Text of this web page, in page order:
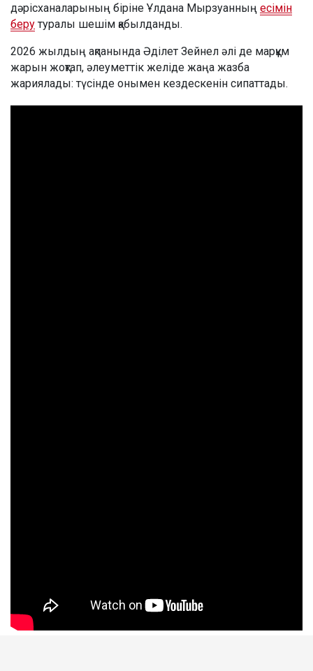
дәрісханаларының біріне Ұлдана Мырзуанның есімін
беру туралы шешім қабылданды.
2026 жылдың ақпанында Әділет Зейнел әлі де марқұм
жарын жоқтап, әлеуметтік желіде жаңа жазба
жариялады: түсінде онымен кездескенін сипаттады.